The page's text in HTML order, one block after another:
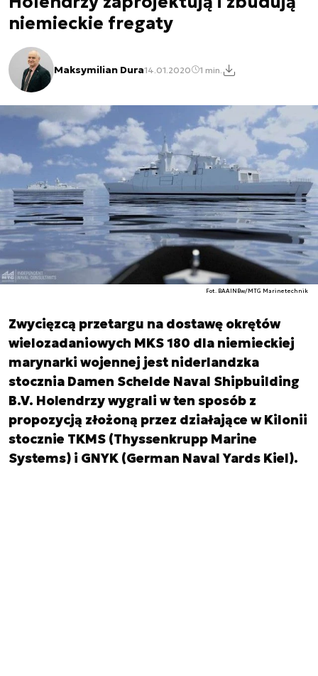
niemieckie fregaty
Maksymilian Dura14.01.2020 1 min.
Fot. BAAINBw/MTG Marinetechnik
Zwycięzcą przetargu na dostawę okrętów
wielozadaniowych MKS 180 dla niemieckiej
marynarki wojennej jest niderlandzka
stocznia Damen Schelde Naval Shipbuilding
B.V. Holendrzy wygrali w ten sposób z
propozycją złożoną przez działające w Kilonii
stocznie TKMS (Thyssenkrupp Marine
Systems) i GNYK (German Naval Yards Kiel).